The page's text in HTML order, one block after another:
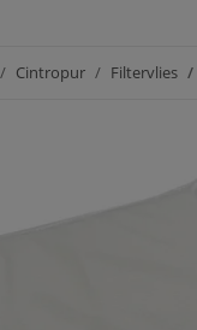
Cintropur Filtervlies